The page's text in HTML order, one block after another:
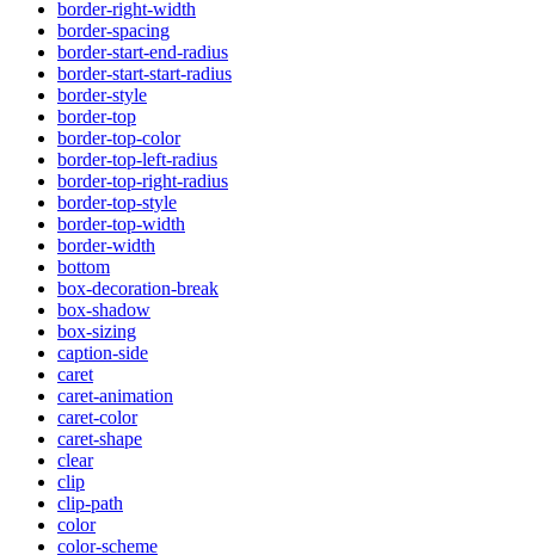
border-right-width
border-spacing
border-start-end-radius
border-start-start-radius
border-style
border-top
border-top-color
border-top-left-radius
border-top-right-radius
border-top-style
border-top-width
border-width
bottom
box-decoration-break
box-shadow
box-sizing
caption-side
caret
caret-animation
caret-color
caret-shape
clear
clip
clip-path
color
color-scheme